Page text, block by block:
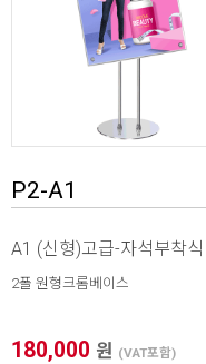
P2-A1
A1 (신형)고급-자석부착식
2폴 원형크롬베이스
180,000 원 (VAT포함)